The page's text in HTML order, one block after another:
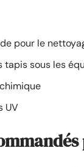
pour le
tapis sous les
UV